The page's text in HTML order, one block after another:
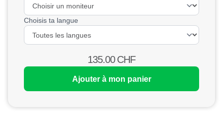
Choisis ta langue
135.00CHF
Ajouter à mon panier